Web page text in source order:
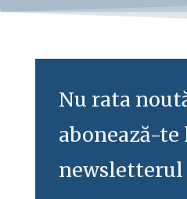
Nu rata
abonează-te
newsletterul